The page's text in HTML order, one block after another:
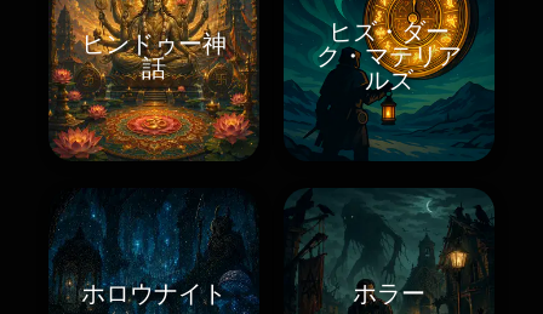
ヒンドゥー神
話
ヒズ・ダー
ク・マテリア
ルズ
ホロウナイト ホラー